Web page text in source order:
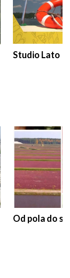
Studio Lato
Od pola do